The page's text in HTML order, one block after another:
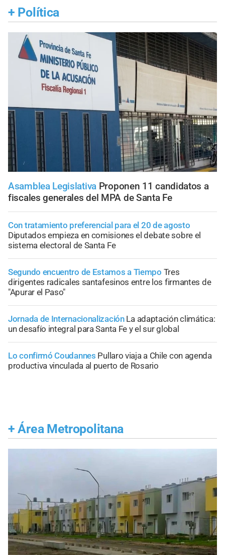
+ Política
Asamblea Legislativa Proponen 11 candidatos a
fiscales generales del MPA de Santa Fe
Con tratamiento preferencial para el 20 de agosto
Diputados empieza en comisiones el debate sobre el
sistema electoral de Santa Fe
Segundo encuentro de Estamos a Tiempo Tres
dirigentes radicales santafesinos entre los firmantes de
"Apurar el Paso"
Jornada de Internacionalización La adaptación climática:
un desafío integral para Santa Fe y el sur global
Lo confirmó Coudannes Pullaro viaja a Chile con agenda
productiva vinculada al puerto de Rosario
+ Área Metropolitana